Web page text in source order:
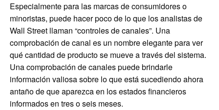
Especialmente para las marcas de consumidores o
minoristas, puede hacer poco de lo que los analistas de
Wall Street llaman “controles de canales”. Una
comprobación de canal es un nombre elegante para ver
qué cantidad de producto se mueve a través del sistema.
Una comprobación de canales puede brindarle
información valiosa sobre lo que está sucediendo ahora
antaño de que aparezca en los estados financieros
informados en tres o seis meses.